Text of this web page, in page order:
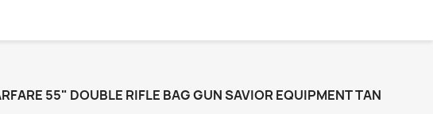
55" DOUBLE RIFLE BAG GUN SAVIOR EQUIPMENT TAN